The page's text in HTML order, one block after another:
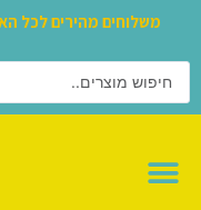
משלוחים מהירים לכל